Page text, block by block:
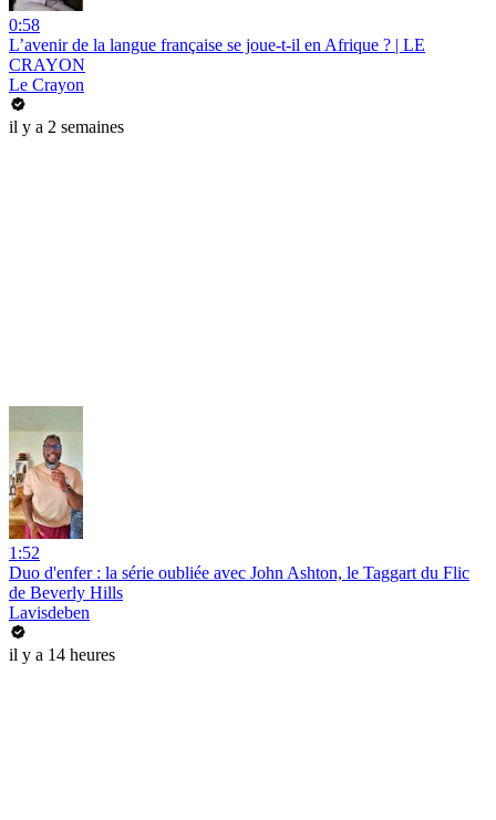
0:58
L’avenir de la langue française se joue-t-il en Afrique ? | LE
CRAYON
Le Crayon
il y a 2 semaines
1:52
Duo d'enfer : la série oubliée avec John Ashton, le Taggart du Flic
de Beverly Hills
Lavisdeben
il y a 14 heures